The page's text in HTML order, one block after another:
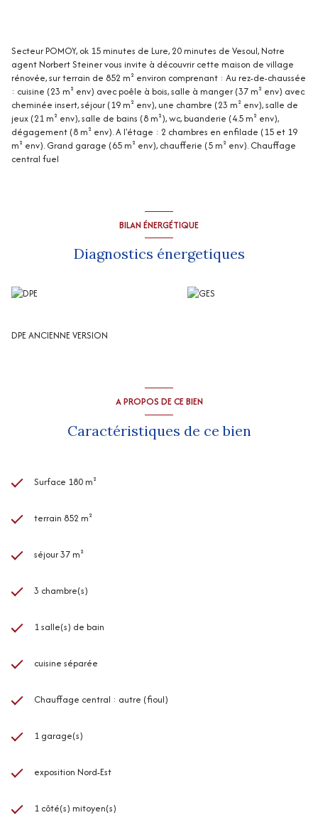
Secteur POMOY, ok 15 minutes de Lure, 20 minutes de Vesoul, Notre
agent Norbert Steiner vous invite à découvrir cette maison de village
rénovée, sur terrain de 852 m² environ comprenant : Au rez-de-chaussée
: cuisine (23 m² env) avec poêle à bois, salle à manger (37 m² env) avec
cheminée insert, séjour (19 m² env), une chambre (23 m² env), salle de
jeux (21 m² env), salle de bains (8 m²), wc, buanderie (4.5 m² env),
dégagement (8 m² env). A l'étage : 2 chambres en enfilade (15 et 19
m² env). Grand garage (65 m² env), chaufferie (5 m² env). Chauffage
central fuel
BILAN ÉNERGÉTIQUE
Diagnostics énergetiques
DPE ANCIENNE VERSION
A PROPOS DE CE BIEN
Caractéristiques de ce bien
Surface 180 m²
terrain 852 m²
séjour 37 m²
3 chambre(s)
1 salle(s) de bain
cuisine séparée
Chauffage central : autre (fioul)
1 garage(s)
exposition Nord-Est
1 côté(s) mitoyen(s)